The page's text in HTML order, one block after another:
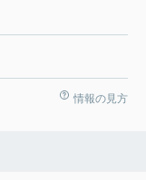
情報の見方